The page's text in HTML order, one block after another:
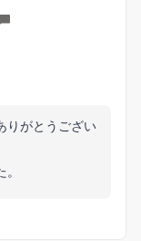
りがとうござい